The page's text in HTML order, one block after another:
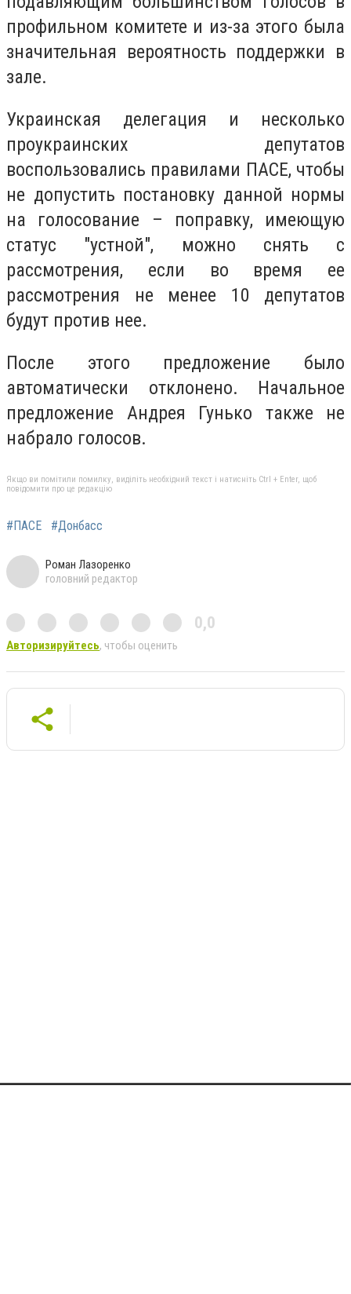
профильном комитете и из-за этого была
значительная вероятность поддержки в
зале.
Украинская делегация и несколько
проукраинских депутатов
воспользовались правилами ПАСЕ, чтобы
не допустить постановку данной нормы
на голосование – поправку, имеющую
статус "устной", можно снять с
рассмотрения, если во время ее
рассмотрения не менее 10 депутатов
будут против нее.
После этого предложение было
автоматически отклонено. Начальное
предложение Андрея Гунько также не
набрало голосов.
Якщо ви помітили помилку, виділіть необхідний текст і натисніть Ctrl + Enter, щоб
повідомити про це редакцію
#ПАСЕ #Донбасс
Роман Лазоренко
головний редактор
0,0
Авторизируйтесь, чтобы оценить